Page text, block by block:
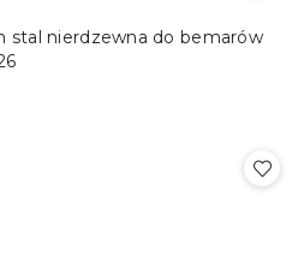
stal nierdzewna do bemarów